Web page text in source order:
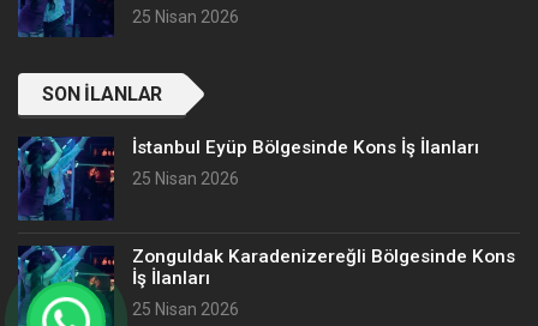
25 Nisan 2026
SON İLANLAR
İstanbul Eyüp Bölgesinde Kons İş İlanları
25 Nisan 2026
Zonguldak Karadenizereğli Bölgesinde Kons
İş İlanları
25 Nisan 2026